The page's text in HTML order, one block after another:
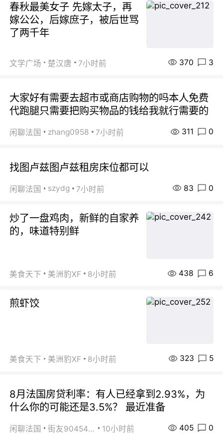
春秋最美女子 先嫁太子，再
嫁公公，后嫁庶子，被后世骂
了两千年
文学广场 楚汉唐 7小时前 370 3
大家好有需要去超市或商店购物的吗本人免费
代跑腿只需要把购买物品的钱给我就行需要的
闲聊法国 zhang0958 7小时前 311 0
找图卢兹图卢兹租房床位都可以
闲聊法国 szydg 7小时前 83 0
炒了一盘鸡肉，新鲜的自家养
的，味道特别鲜
美食天下 美洲豹XF 8小时前 438 6
煎虾饺
美食天下 美洲豹XF 8小时前 323 5
8月法国房贷利率：有人已经拿到2.93%，为
什么你的可能还是3.5%？ 最近准备
闲聊法国 街友90454511 10小时前 405 0